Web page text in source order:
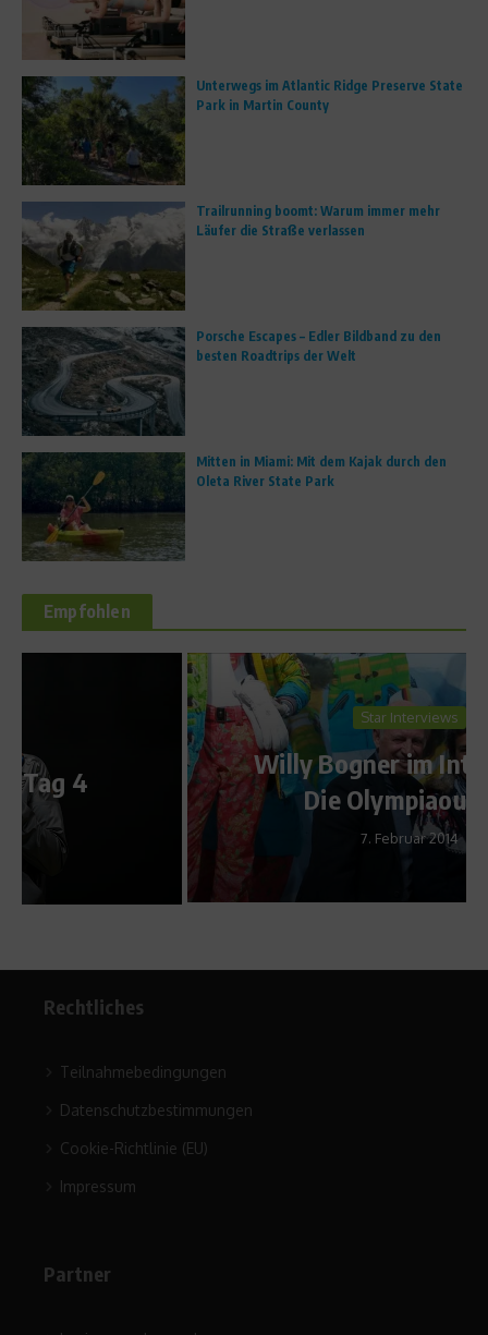
Unterwegs im Atlantic Ridge Preserve State
Park in Martin County
Trailrunning boomt: Warum immer mehr
Läufer die Straße verlassen
Porsche Escapes – Edler Bildband zu den
besten Roadtrips der Welt
Mitten in Miami: Mit dem Kajak durch den
Oleta River State Park
Empfohlen
Star Interviews
Willy Bogner im Interview –
Die Olympiaoutfits
7. Februar 2014
Rechtliches
Teilnahmebedingungen
Datenschutzbestimmungen
Cookie-Richtlinie (EU)
Impressum
Partner